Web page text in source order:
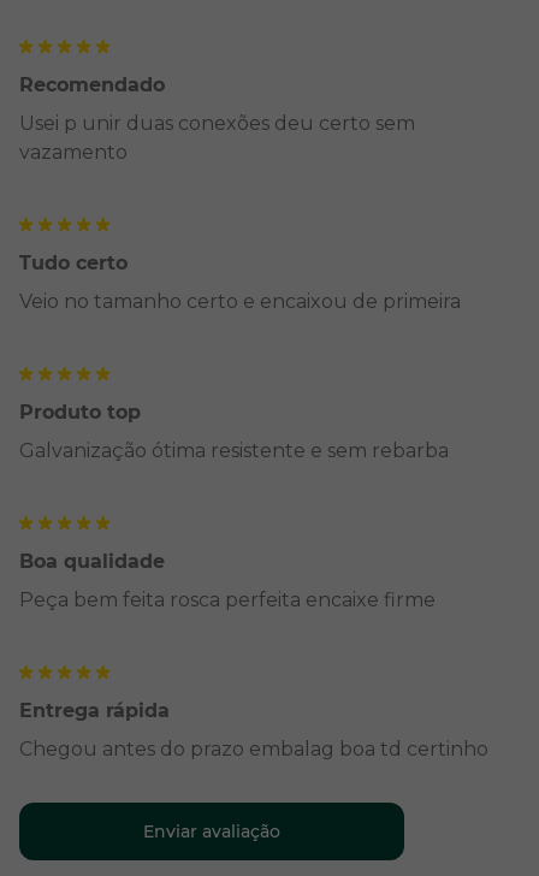
Recomendado
Usei p unir duas conexões deu certo sem
vazamento
Tudo certo
Veio no tamanho certo e encaixou de primeira
Produto top
Galvanização ótima resistente e sem rebarba
Boa qualidade
Peça bem feita rosca perfeita encaixe firme
Entrega rápida
Chegou antes do prazo embalag boa td certinho
Enviar avaliação